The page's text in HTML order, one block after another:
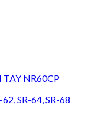
NR60CP